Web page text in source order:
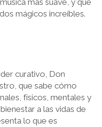
mágicos increíbles.
curativo, Don
que sabe cómo
físicos, mentales y
a las vidas de
lo que es